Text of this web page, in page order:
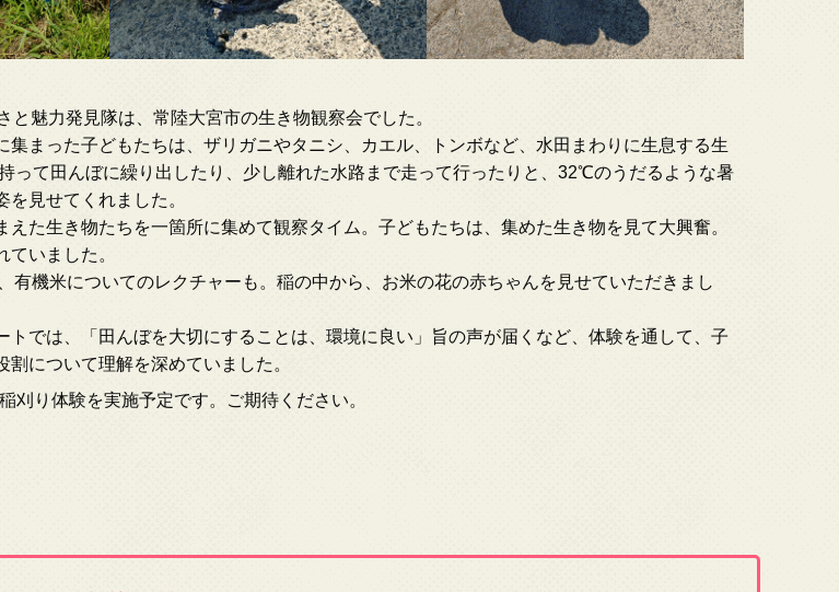
と魅力発見隊は、常陸大宮市の生き物観察会でした。
集まった子どもたちは、ザリガニやタニシ、カエル、トンボなど、水田まわりに生息する生
って田んぼに繰り出したり、少し離れた水路まで走って行ったりと、32℃のうだるような暑
見せてくれました。
えた生き物たちを一箇所に集めて観察タイム。子どもたちは、集めた生き物を見て大興奮。
いました。
有機米についてのレクチャーも。稲の中から、お米の花の赤ちゃんを見せていただきまし
トでは、「田んぼを大切にすることは、環境に良い」旨の声が届くなど、体験を通して、子
割について理解を深めていました。
刈り体験を実施予定です。ご期待ください。